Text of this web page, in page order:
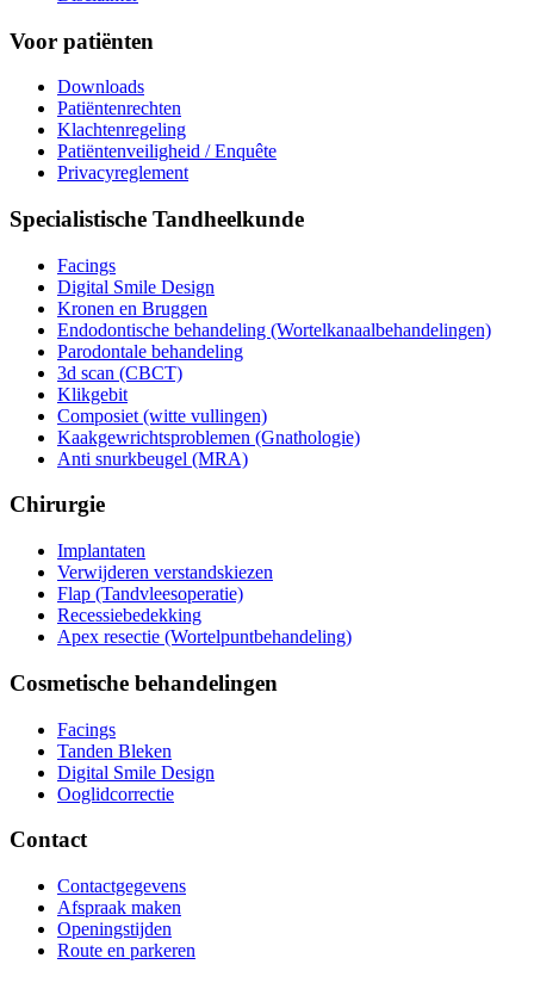
Voor patiënten
Downloads
Patiëntenrechten
Klachtenregeling
Patiëntenveiligheid / Enquête
Privacyreglement
Specialistische Tandheelkunde
Facings
Digital Smile Design
Kronen en Bruggen
Endodontische behandeling (Wortelkanaalbehandelingen)
Parodontale behandeling
3d scan (CBCT)
Klikgebit
Composiet (witte vullingen)
Kaakgewrichtsproblemen (Gnathologie)
Anti snurkbeugel (MRA)
Chirurgie
Implantaten
Verwijderen verstandskiezen
Flap (Tandvleesoperatie)
Recessiebedekking
Apex resectie (Wortelpuntbehandeling)
Cosmetische behandelingen
Facings
Tanden Bleken
Digital Smile Design
Ooglidcorrectie
Contact
Contactgegevens
Afspraak maken
Openingstijden
Route en parkeren